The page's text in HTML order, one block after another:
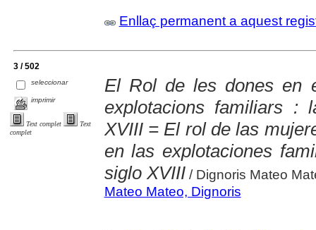
Enllaç permanent a aquest
3 / 502
seleccionar
imprimir
Text complet
Text
complet
El Rol de les dones en
explotacions familiars :
XVIII = El rol de las
en las explotaciones
siglo XVIII / Dignoris Mateo
Mateo Mateo, Dignoris